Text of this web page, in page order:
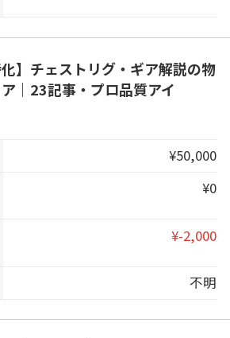
化】チェストリグ・ギア解説の物
｜23記事・プロ品質アイ
¥50,000
¥0
¥-2,000
不明